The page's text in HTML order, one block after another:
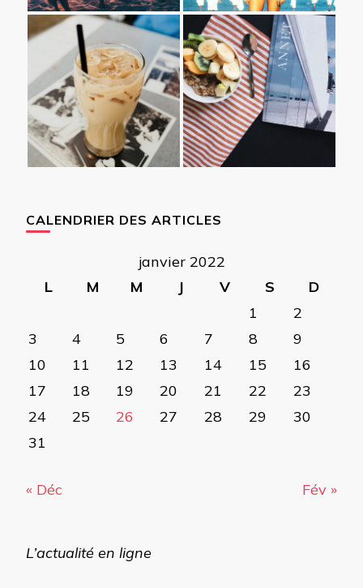
CALENDRIER DES ARTICLES
janvier 2022
L
M M J V S
D
1
2
3
4 5 6 7 8
9
10
11 12 13 14 15
16
17
18 19 20 21 22
23
24
25 26 27 28 29
30
31
« Déc Fév »
L’actualité en ligne